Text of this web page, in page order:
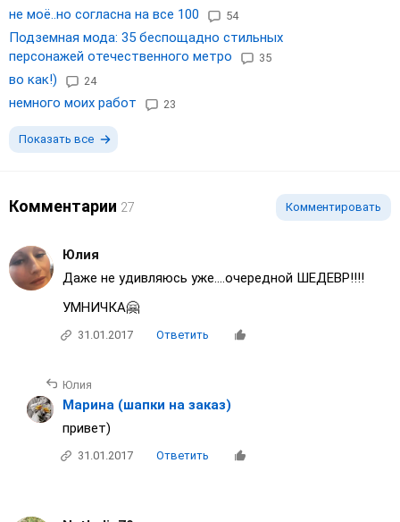
не моё..но согласна на все 100 54
Подземная мода: 35 беспощадно стильных
персонажей отечественного метро
35
во как!) 24
немного моих работ 23
Показать все
Комментарии 27 Комментировать
Юлия
Даже не удивляюсь уже....очередной ШЕДЕВР!!!!
УМНИЧКА🤗
31.01.2017 Ответить
Юлия
Марина (шапки на заказ)
привет)
31.01.2017 Ответить